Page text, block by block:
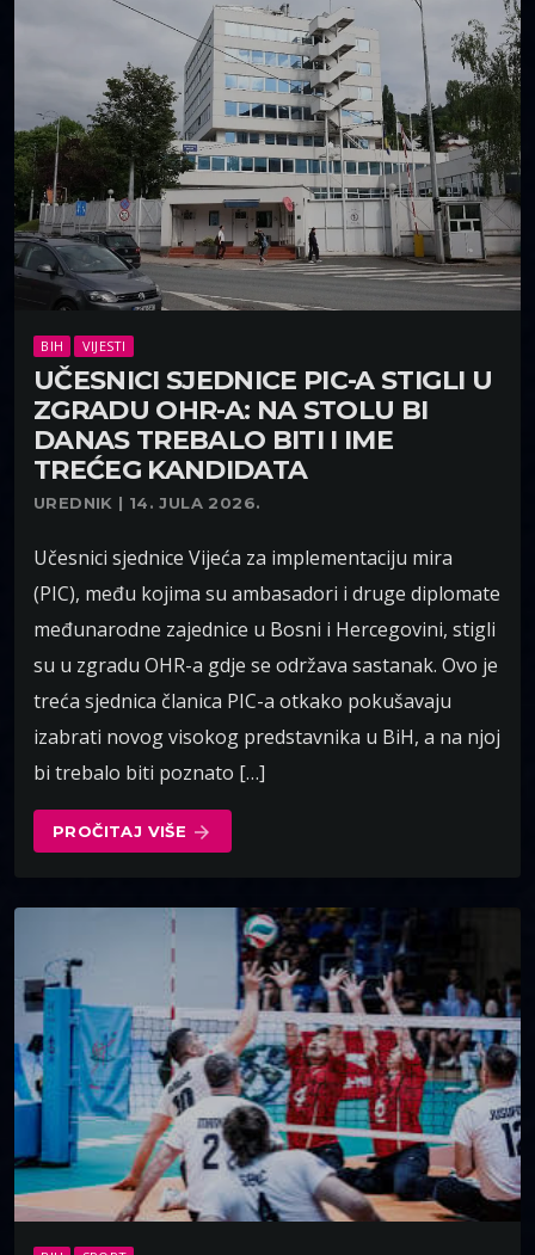
BIH VIJESTI
UČESNICI SJEDNICE PIC-A STIGLI U
ZGRADU OHR-A: NA STOLU BI
DANAS TREBALO BITI I IME
TREĆEG KANDIDATA
UREDNIK | 14. JULA 2026.
Učesnici sjednice Vijeća za implementaciju mira
(PIC), među kojima su ambasadori i druge diplomate
međunarodne zajednice u Bosni i Hercegovini, stigli
su u zgradu OHR-a gdje se održava sastanak. Ovo je
treća sjednica članica PIC-a otkako pokušavaju
izabrati novog visokog predstavnika u BiH, a na njoj
bi trebalo biti poznato […]
PROČITAJ VIŠE arrow_forward